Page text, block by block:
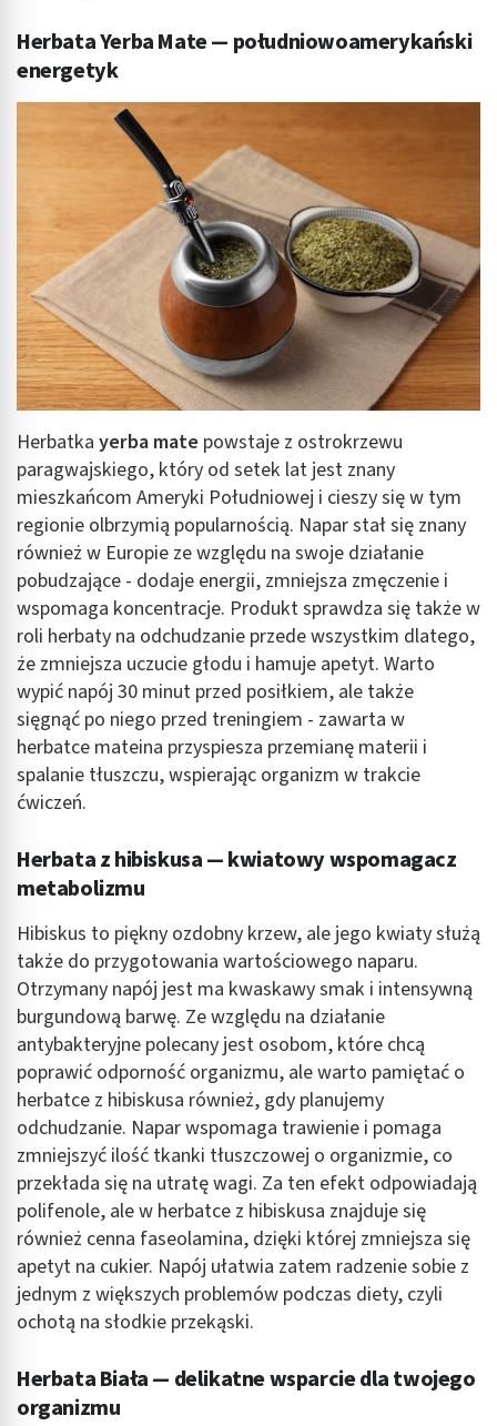
Herbata Yerba Mate — południowoamerykański
energetyk
Herbatka yerba mate powstaje z ostrokrzewu
paragwajskiego, który od setek lat jest znany
mieszkańcom Ameryki Południowej i cieszy się w tym
regionie olbrzymią popularnością. Napar stał się znany
również w Europie ze względu na swoje działanie
pobudzające - dodaje energii, zmniejsza zmęczenie i
wspomaga koncentracje. Produkt sprawdza się także w
roli herbaty na odchudzanie przede wszystkim dlatego,
że zmniejsza uczucie głodu i hamuje apetyt. Warto
wypić napój 30 minut przed posiłkiem, ale także
sięgnąć po niego przed treningiem - zawarta w
herbatce mateina przyspiesza przemianę materii i
spalanie tłuszczu, wspierając organizm w trakcie
ćwiczeń.
Herbata z hibiskusa — kwiatowy wspomagacz
metabolizmu
Hibiskus to piękny ozdobny krzew, ale jego kwiaty służą
także do przygotowania wartościowego naparu.
Otrzymany napój jest ma kwaskawy smak i intensywną
burgundową barwę. Ze względu na działanie
antybakteryjne polecany jest osobom, które chcą
poprawić odporność organizmu, ale warto pamiętać o
herbatce z hibiskusa również, gdy planujemy
odchudzanie. Napar wspomaga trawienie i pomaga
zmniejszyć ilość tkanki tłuszczowej o organizmie, co
przekłada się na utratę wagi. Za ten efekt odpowiadają
polifenole, ale w herbatce z hibiskusa znajduje się
również cenna faseolamina, dzięki której zmniejsza się
apetyt na cukier. Napój ułatwia zatem radzenie sobie z
jednym z większych problemów podczas diety, czyli
ochotą na słodkie przekąski.
Herbata Biała — delikatne wsparcie dla twojego
organizmu